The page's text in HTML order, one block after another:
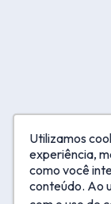
Utilizamos
experiência,
como você
conteúdo. Ao
Utilizamos
experiência,
como você
conteúdo. Ao